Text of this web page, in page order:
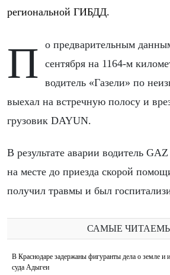
региональной ГИБДД.
По предварительным данным, утром 11
сентября на 1164-м
водитель «Газели» по
выехал на встречную полосу и
грузовик DAYUN.
В результате аварии водитель
на месте до приезда скорой
получил травмы и был
САМЫЕ
В Краснодаре задержаны фигуранты дела о земле и
суда Адыгеи